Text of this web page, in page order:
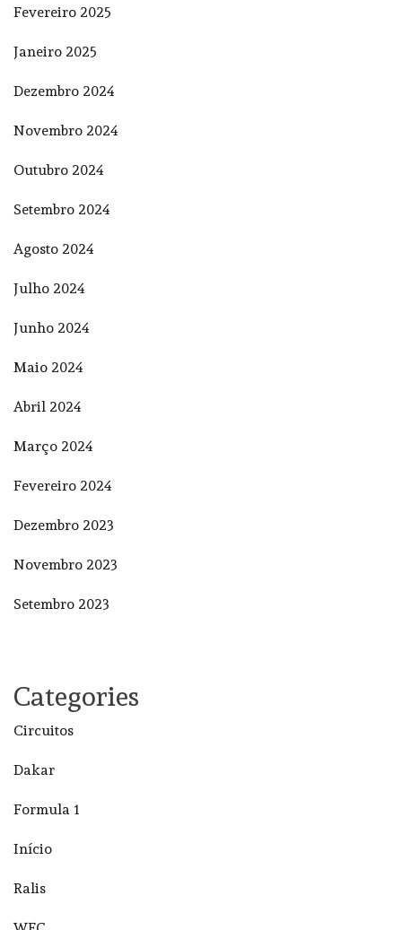
Fevereiro 2025
Janeiro 2025
Dezembro 2024
Novembro 2024
Outubro 2024
Setembro 2024
Agosto 2024
Julho 2024
Junho 2024
Maio 2024
Abril 2024
Março 2024
Fevereiro 2024
Dezembro 2023
Novembro 2023
Setembro 2023
Categories
Circuitos
Dakar
Formula 1
Início
Ralis